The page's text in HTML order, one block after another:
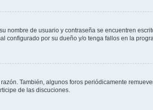
nombre de usuario y contraseña se encuentren
por su dueño y/o tenga fallos en la
También, algunos foros periódicamente
de las discuciones.